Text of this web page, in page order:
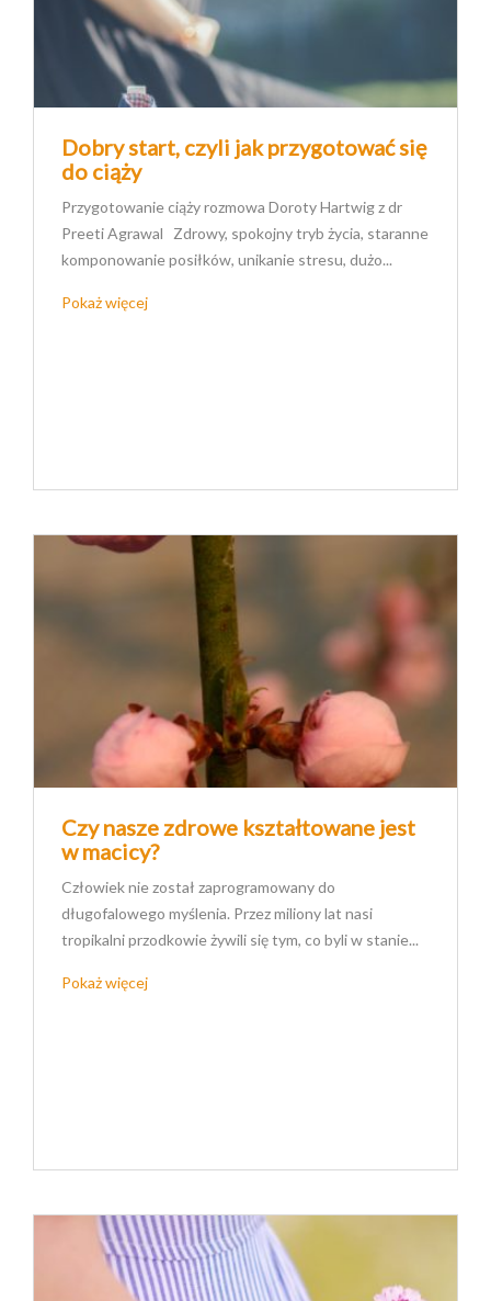
Dobry start, czyli jak przygotować się
do ciąży
Przygotowanie ciąży rozmowa Doroty Hartwig z dr
Preeti Agrawal Zdrowy, spokojny tryb życia, staranne
komponowanie posiłków, unikanie stresu, dużo...
Pokaż więcej
Czy nasze zdrowe kształtowane jest
w macicy?
Człowiek nie został zaprogramowany do
długofalowego myślenia. Przez miliony lat nasi
tropikalni przodkowie żywili się tym, co byli w stanie...
Pokaż więcej